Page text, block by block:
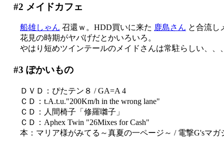
#2 メイドカフェ
船雄しゃん 召還ｗ。HDD買いに来た 鹿島さん と合流し
花見の時期がヤバげだとかいろいろ。
やはり短めツインテールのメイドさんは常駐らしい、、、
#3 ぽかいもの
ＤＶＤ：ぴたテン８ / GA=A 4
ＣＤ：t.A.t.u."200Km/h in the wrong lane"
ＣＤ：人間椅子「修羅囃子」
ＣＤ：Aphex Twin "26Mixes for Cash"
本：マリア様がみてる～真夏の一ページ～ / 電撃G'sマガ